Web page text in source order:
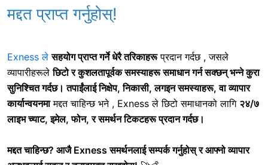
मद्दत प्राप्त गर्नुहोस्!
Exness लेसहयोग प्राप्त गर्ने धेरै तरिकाहरूप्रदान गर्दछ , जसले
व्यापारीहरूलेछिटो र कुशलतापूर्वक समस्याहरू समाधान गर्न सक्छन् भन्ने कुरा
सुनिश्चित गर्दछ। तपाईंलाईनिक्षेप, निकासी, लगइन समस्याहरू, वा व्यापार
कार्यान्वयनमामद्दत चाहिन्छ भने , Exness लेछिटो समाधानको लागि २४/७
लाइभ च्याट, इमेल, फोन, र समर्थन टिकटहरू प्रदान गर्दछ।
मद्दत चाहिन्छ? आजै Exness समर्थनलाई सम्पर्क गर्नुहोस् र आफ्नो व्यापार